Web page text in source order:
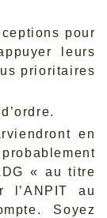
pour
leurs
prioritaires
en
« au titre
au
Soyez